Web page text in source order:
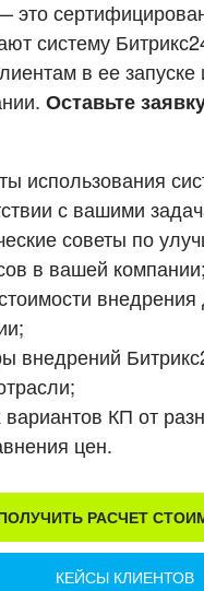
ВХОД
ВХОД
Смотреть
это
систему
в ее запуске
Оставьте
использования
с вашими
советы по
в вашей компании;
внедрений
вариантов КП от
цен.
РАСЧЕТ
КЕЙСЫ КЛИЕНТОВ